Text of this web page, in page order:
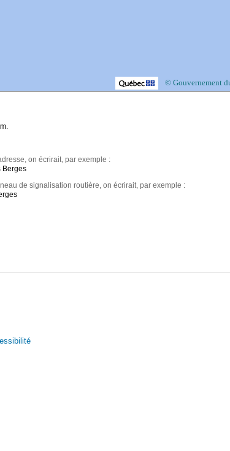
© Gouvernement
on écrirait, par exemple :
Berges
de signalisation routière, on écrirait, par exemple :